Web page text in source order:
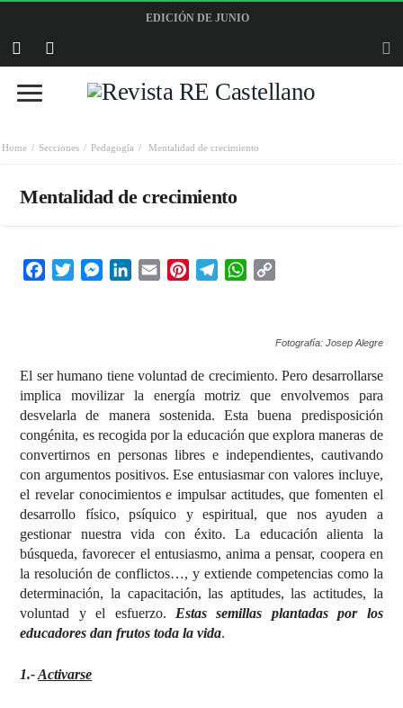
EDICIÓN DE JUNIO
Home Secciones Pedagogía Mentalidad de crecimiento
Mentalidad de crecimiento
Facebook
TwitterMessengerLinkedIn
Email PinterestTelegramWhatsApp
Fotografía: Josep Alegre
El ser humano tiene voluntad de crecimiento. Pero desarrollarse
implica movilizar la energía motriz que envolvemos para
desvelarla de manera sostenida. Esta buena predisposición
congénita, es recogida por la educación que explora maneras de
convertirnos en personas libres e independientes, cautivando
con argumentos positivos. Ese entusiasmar con valores incluye,
el revelar conocimientos e impulsar actitudes, que fomenten el
desarrollo físico, psíquico y espiritual, que nos ayuden a
gestionar nuestra vida con éxito. La educación alienta la
búsqueda, favorecer el entusiasmo, anima a pensar, coopera en
la resolución de conflictos…, y extiende competencias como la
determinación, la capacitación, las aptitudes, las actitudes, la
voluntad y el esfuerzo. Estas semillas plantadas por los
educadores dan frutos toda la vida.
1.-Activarse